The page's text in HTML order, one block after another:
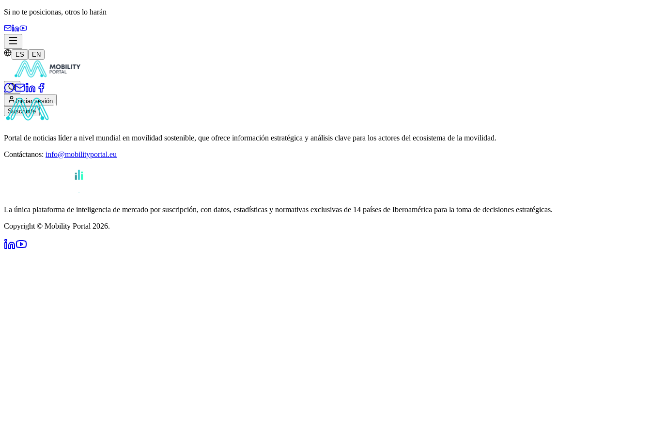
Si no te posicionas, otros lo harán
ES EN
Iniciar sesión
Suscribite
Portal de noticias líder a nivel mundial en movilidad sostenible, que ofrece información estratégica y análisis clave para los actores del ecosistema de la movilidad.
Contáctanos: info@mobilityportal.eu
La única plataforma de inteligencia de mercado por suscripción, con datos, estadísticas y normativas exclusivas de 14 países de Iberoamérica para la toma de decisiones estratégicas.
Copyright © Mobility Portal 2026.